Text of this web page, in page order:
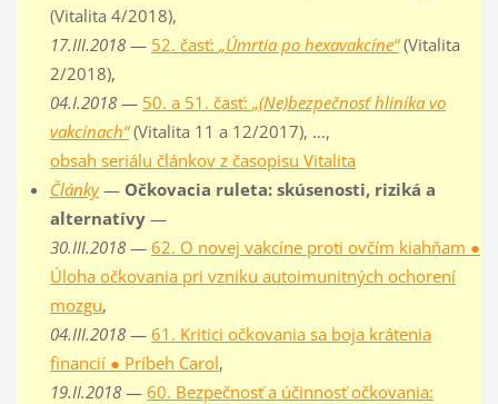
(Vitalita 4/2018),
17.III.2018— 52. časť: „Úmrtia po hexavakcíne“(Vitalita
2/2018),
04.I.2018— 50. a 51. časť: „(Ne)bezpečnosť hliníka vo
vakcínach“(Vitalita 11 a 12/2017), …,
obsah seriálu článkov z časopisu Vitalita
Články— Očkovacia ruleta: skúsenosti, riziká a
alternatívy—
30.III.2018— 62. O novej vakcíne proti ovčím kiahňam ●
Úloha očkovania pri vzniku autoimunitných ochorení
mozgu,
04.III.2018— 61. Kritici očkovania sa boja krátenia
financií ● Príbeh Carol,
19.II.2018— 60. Bezpečnosť a účinnosť očkovania: